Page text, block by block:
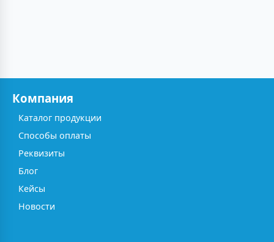
Компания
Каталог продукции
Способы оплаты
Реквизиты
Блог
Кейсы
Новости